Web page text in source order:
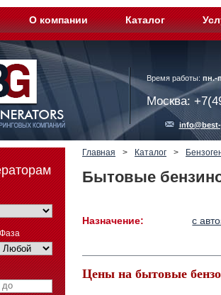
О компании Каталог
Время работы: пн.-
Москва:
Фаза
Главная > Каталог >
Бытовые
Назначение: с
Цены на бытовые